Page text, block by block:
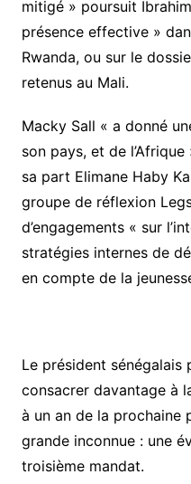
mitigé » poursuit
présence effective »
Rwanda, ou sur le
retenus au Mali.
Macky Sall « a donné
son pays, et de
sa part Elimane Haby
groupe de réflexion
d’engagements « sur
stratégies internes de
en compte de la
Le président sénégalais
consacrer davantage à
à un an de la prochaine
grande inconnue : une
troisième mandat.